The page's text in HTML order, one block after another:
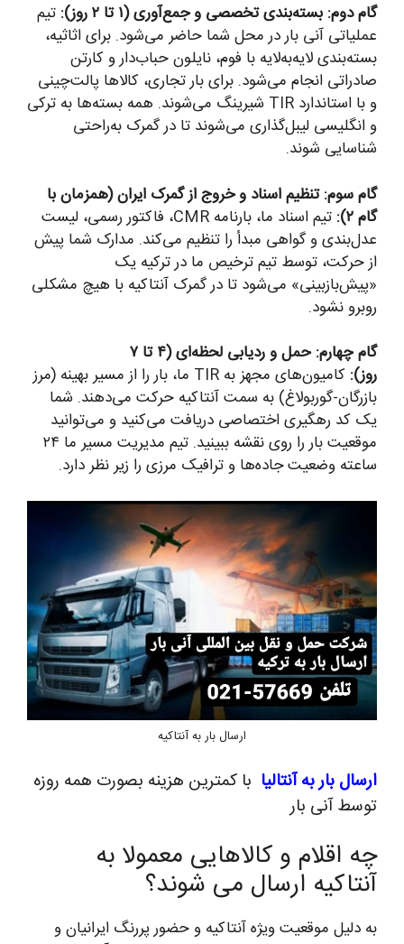
گام دوم: بسته‌بندی تخصصی و جمع‌آوری (۱ تا ۲ روز):
تیم
عملیاتی آنی بار در محل شما حاضر می‌شود. برای اثاثیه،
بسته‌بندی لایه‌به‌لایه با فوم، نایلون حباب‌دار و کارتن
صادراتی انجام می‌شود. برای بار تجاری، کالاها پالت‌چینی
و با استاندارد TIR شیرینگ می‌شوند. همه بسته‌ها به ترکی
و انگلیسی لیبل‌گذاری می‌شوند تا در گمرک به‌راحتی
شناسایی شوند.
گام سوم: تنظیم اسناد و خروج از گمرک ایران (همزمان با
گام ۲):
تیم اسناد ما، بارنامه CMR، فاکتور رسمی، لیست
عدل‌بندی و گواهی مبدأ را تنظیم می‌کند. مدارک شما پیش
از حرکت، توسط تیم ترخیص ما در ترکیه یک
«پیش‌بازبینی» می‌شود تا در گمرک آنتاکیه با هیچ مشکلی
روبرو نشود.
گام چهارم: حمل و ردیابی لحظه‌ای (۴ تا ۷
روز):
کامیون‌های مجهز به TIR ما، بار را از مسیر بهینه (مرز
بازرگان-گوربولاغ) به سمت آنتاکیه حرکت می‌دهند. شما
یک کد رهگیری اختصاصی دریافت می‌کنید و می‌توانید
موقعیت بار را روی نقشه ببینید. تیم مدیریت مسیر ما ۲۴
ساعته وضعیت جاده‌ها و ترافیک مرزی را زیر نظر دارد.
ارسال بار به آنتاکیه
ارسال بار به آنتالیا با کمترین هزینه بصورت همه روزه
توسط آنی بار
چه اقلام و کالاهایی معمولا به
آنتاکیه ارسال می شوند؟
به دلیل موقعیت ویژه آنتاکیه و حضور پررنگ ایرانیان و